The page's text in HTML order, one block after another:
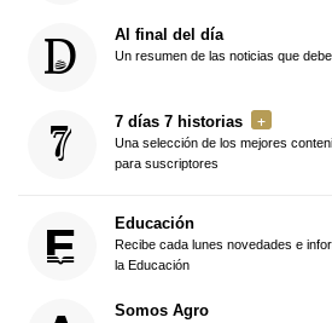
Al final del día
Un resumen de las noticias que
7 días 7 historias
Una selección de los mejores
para suscriptores
Educación
Recibe cada lunes novedades e
la Educación
Somos Agro